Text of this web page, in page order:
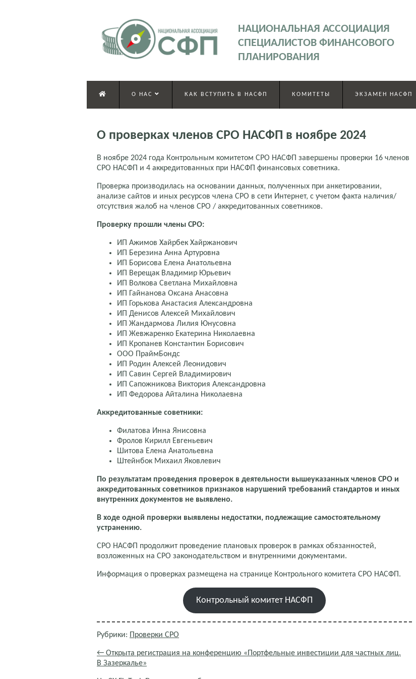
НАЦИОНАЛЬНАЯ АССОЦИАЦИЯ
СПЕЦИАЛИСТОВ ФИНАНСОВОГО
ПЛАНИРОВАНИЯ
О НАС КАК ВСТУПИТЬ В НАСФП КОМИТЕТЫ ЭКЗАМЕН НАСФП
О проверках членов СРО НАСФП в ноябре 2024
В ноябре 2024 года Контрольным комитетом СРО НАСФП завершены проверки 16 членов
СРО НАСФП и 4 аккредитованных при НАСФП финансовых советника.
Проверка производилась на основании данных, полученных при анкетировании,
анализе сайтов и иных ресурсов члена СРО в сети Интернет, с учетом факта наличия/
отсутствия жалоб на членов СРО / аккредитованных советников.
Проверку прошли члены СРО:
ИП Ажимов Хайрбек Хайржанович
ИП Березина Анна Артуровна
ИП Борисова Елена Анатольевна
ИП Верещак Владимир Юрьевич
ИП Волкова Светлана Михайловна
ИП Гайнанова Оксана Анасовна
ИП Горькова Анастасия Александровна
ИП Денисов Алексей Михайлович
ИП Жандармова Лилия Юнусовна
ИП Жевжаренко Екатерина Николаевна
ИП Кропанев Константин Борисович
ООО ПраймБондс
ИП Родин Алексей Леонидович
ИП Савин Сергей Владимирович
ИП Сапожникова Виктория Александровна
ИП Федорова Айталина Николаевна
Аккредитованные советники:
Филатова Инна Янисовна
Фролов Кирилл Евгеньевич
Шитова Елена Анатольевна
Штейнбок Михаил Яковлевич
По результатам проведения проверок в деятельности вышеуказанных членов СРО и
аккредитованных советников признаков нарушений требований стандартов и иных
внутренних документов не выявлено.
В ходе одной проверки выявлены недостатки, подлежащие самостоятельному
устранению.
СРО НАСФП продолжит проведение плановых проверок в рамках обязанностей,
возложенных на СРО законодательством и внутренними документами.
Информация о проверках размещена на странице Контрольного комитета СРО НАСФП.
Контрольный комитет НАСФП
Рубрики: Проверки СРО
← Открыта регистрация на конференцию «Портфельные инвестиции для частных лиц.
В Зазеркалье»